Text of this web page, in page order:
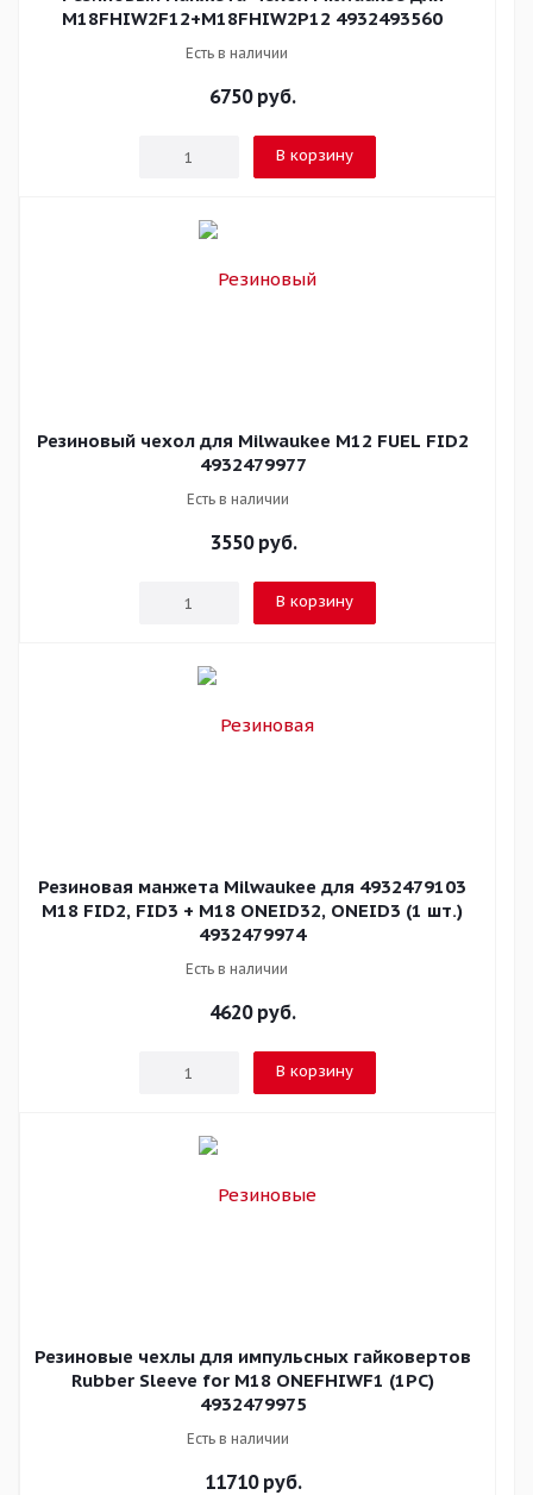
M18FHIW2F12+M18FHIW2P12 4932493560
Есть в наличии
6750руб.
В корзину
Резиновый чехол для Milwaukee M12 FUEL FID2
4932479977
Есть в наличии
3550руб.
В корзину
Резиновая манжета Milwaukee для 4932479103
M18 FID2, FID3 + M18 ONEID32, ONEID3 (1 шт.)
4932479974
Есть в наличии
4620руб.
В корзину
Резиновые чехлы для импульсных гайковертов
Rubber Sleeve for M18 ONEFHIWF1 (1PC)
4932479975
Есть в наличии
11710руб.